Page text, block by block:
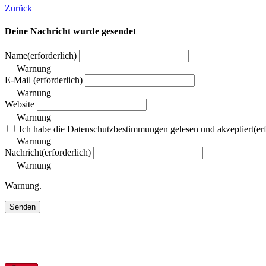
Zurück
Deine Nachricht wurde gesendet
Name(erforderlich)
Warnung
E-Mail (erforderlich)
Warnung
Website
Warnung
Ich habe die Datenschutzbestimmungen gelesen und akzeptiert
Warnung
Nachricht(erforderlich)
Warnung
Warnung.
Senden